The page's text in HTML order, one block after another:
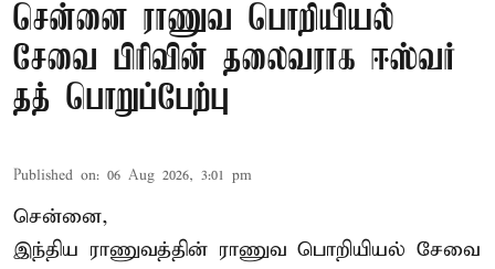
சென்னை ராணுவ பொறியியல்
சேவை பிரிவின் தலைவராக ஈஸ்வர்
தத் பொறுப்பேற்பு
Published on: 06 Aug 2026, 3:01 pm
சென்னை,
இந்திய ராணுவத்தின் ராணுவ பொறியியல் சேவை